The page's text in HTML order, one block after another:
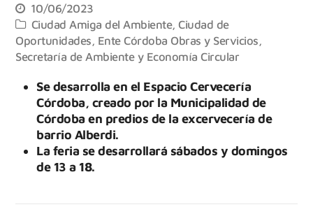
10/06/2023
Ciudad Amiga del Ambiente,Ciudad de
Oportunidades Ente Córdoba Obras y Servicios
Secretaría de Ambiente y Economía Circular
Se desarrolla en el Espacio Cervecería
Córdoba, creado por la Municipalidad de
Córdoba en predios de la excervecería de
barrio Alberdi.
La feria se desarrollará sábados y domingos
de 13 a 18.